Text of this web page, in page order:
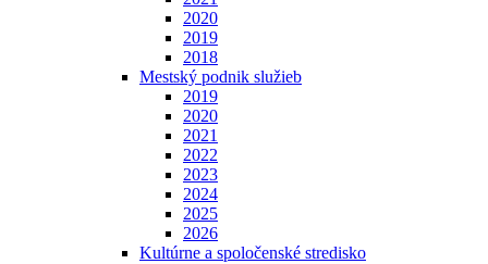
2020
2019
2018
Mestský podnik služieb
2019
2020
2021
2022
2023
2024
2025
2026
Kultúrne a spoločenské stredisko